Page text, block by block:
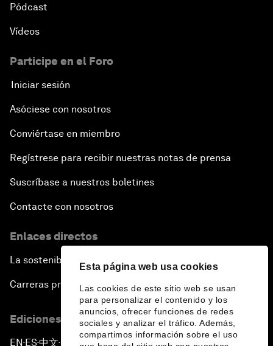
Esta página web usa cookies
Las cookies de este sitio web se usan
para personalizar el contenido y los
anuncios, ofrecer funciones de redes
sociales y analizar el tráfico. Además,
compartimos información sobre el uso
Pódcast
Vídeos
Participe en el Foro
Iniciar sesión
Asóciese con nosotros
Conviértase en miembro
Regístrese para recibir nuestras notas de prensa
Suscríbase a nuestros boletines
Contacte con nosotros
Enlaces directos
La sostenibilidad en el Foro
Carreras profesionales
Ediciones en otros idiomas
EN ▪ES▪中文▪ 日本語